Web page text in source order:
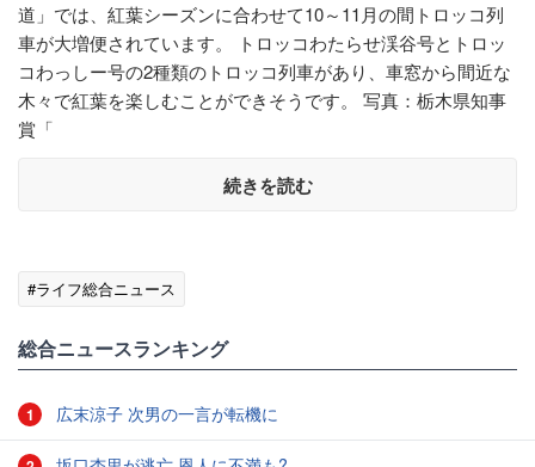
道」では、紅葉シーズンに合わせて10～11月の間トロッコ列
車が大増便されています。 トロッコわたらせ渓谷号とトロッ
コわっしー号の2種類のトロッコ列車があり、車窓から間近な
木々で紅葉を楽しむことができそうです。 写真：栃木県知事
賞「
続きを読む
#ライフ総合ニュース
総合ニュースランキング
1 広末涼子 次男の一言が転機に